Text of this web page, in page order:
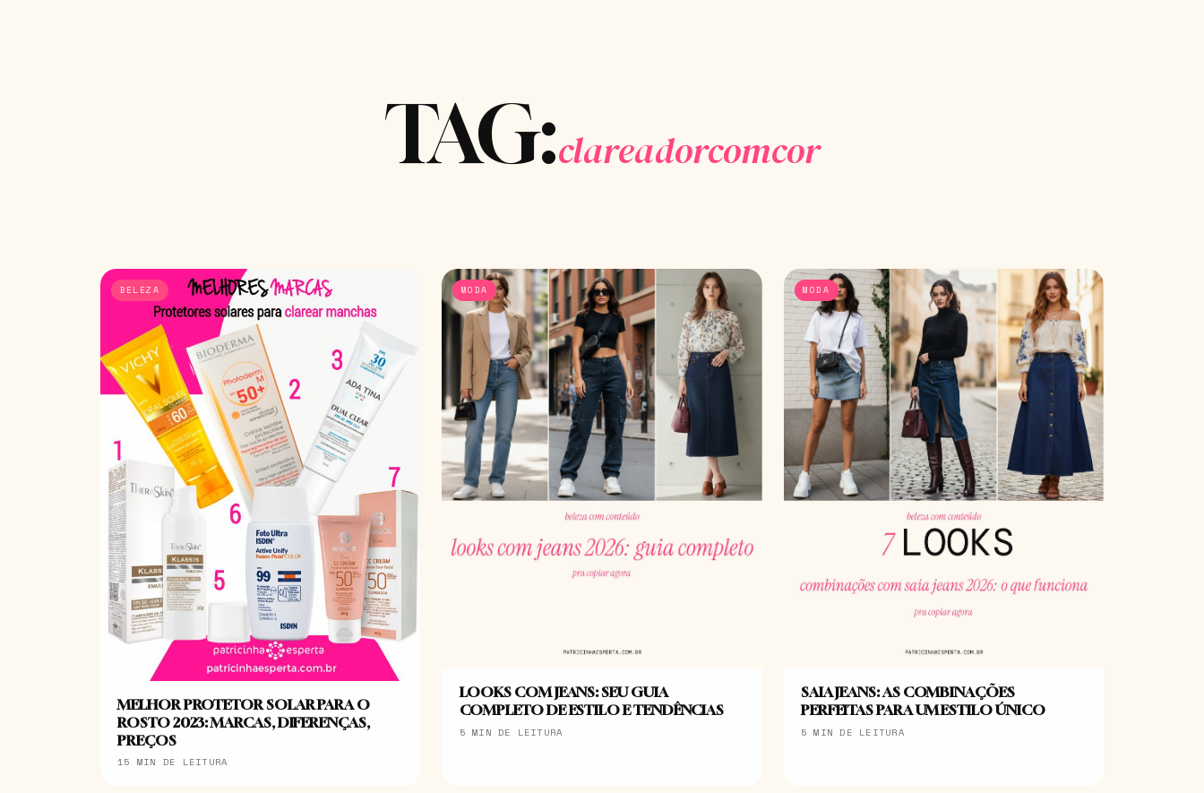
TAG:clareadorcomcor
BELEZA
MELHOR PROTETOR SOLAR PARA O
ROSTO 2023: MARCAS, DIFERENÇAS,
PREÇOS
15 MIN DE LEITURA
MODA
LOOKS COM JEANS: SEU GUIA
COMPLETO DE ESTILO E TENDÊNCIAS
5 MIN DE LEITURA
MODA
SAIA JEANS: AS COMBINAÇÕES
PERFEITAS PARA UM ESTILO ÚNICO
5 MIN DE LEITURA